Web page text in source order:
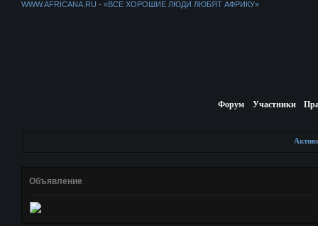
WWW.AFRICANA.RU - «ВСЕ ХОРОШИЕ ЛЮДИ ЛЮБЯТ АФРИКУ»
Форум Участники
Объявление